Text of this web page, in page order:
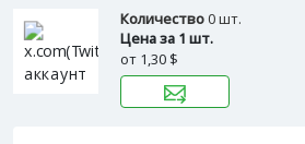
Количество0 шт.
Цена за 1 шт.
от 1,30 $